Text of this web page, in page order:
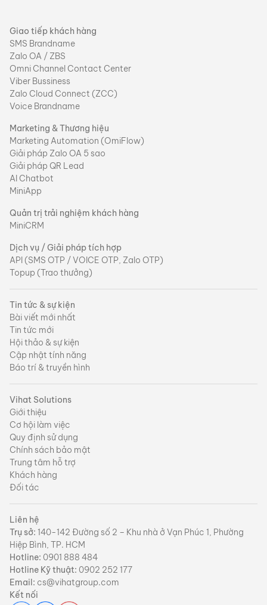
Giao tiếp khách hàng
SMS Brandname
Zalo OA / ZBS
Omni Channel Contact Center
Viber Bussiness
Zalo Cloud Connect (ZCC)
Voice Brandname
Marketing & Thương hiệu
Marketing Automation (OmiFlow)
Giải pháp Zalo OA 5 sao
Giải pháp QR Lead
AI Chatbot
MiniApp
Quản trị trải nghiệm khách hàng
MiniCRM
Dịch vụ / Giải pháp tích hợp
API (SMS OTP / VOICE OTP, Zalo OTP)
Topup (Trao thưởng)
Tin tức & sự kiện
Bài viết mới nhất
Tin tức mới
Hội thảo & sự kiện
Cập nhật tính năng
Báo trí & truyền hình
Vihat Solutions
Giới thiệu
Cơ hội làm việc
Quy định sử dụng
Chính sách bảo mật
Trung tâm hỗ trợ
Khách hàng
Đối tác
Liên hệ
Trụ sở: 140-142 Đường số 2 – Khu nhà ở Vạn Phúc 1, Phường
Hiệp Bình, TP. HCM
Hotline: 0901 888 484
Hotline Kỹ thuật: 0902 252 177
Email: cs@vihatgroup.com
Kết nối